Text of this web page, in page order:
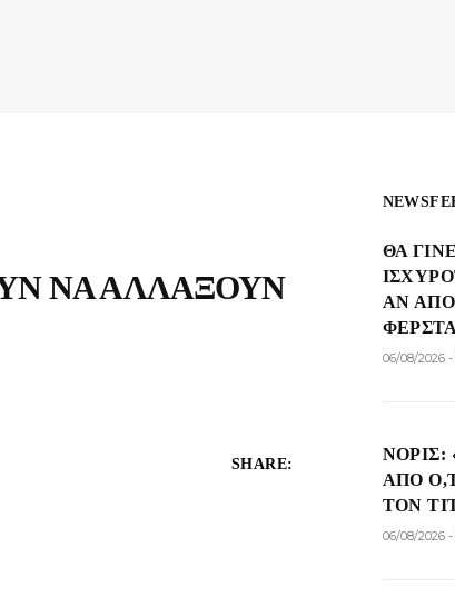
ΝΑ ΑΛΛΆΞΟΥΝ
SHARE:
ΘΑ
ΑΝ
06/08/2026 -
ΝΌΡΙΣ:
ΑΠΌ
ΤΟΝ
06/08/2026 -